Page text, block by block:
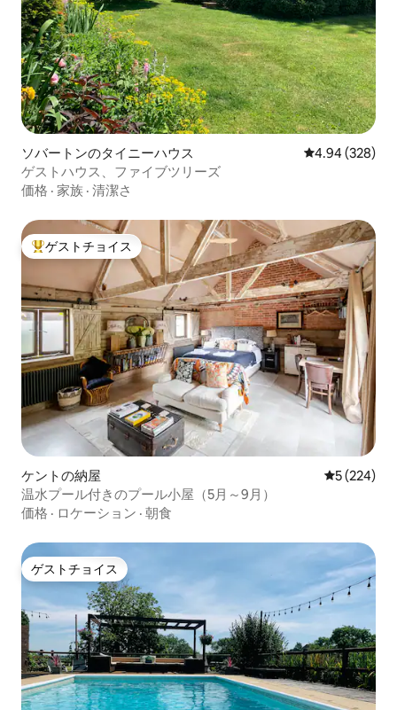
ソバートンのタイニーハウス レビュー328
4.94 (328)
ゲストハウス、ファイブツリーズ
価格 · 家族 · 清潔さ
大好評のゲストチョイスです。
ゲストチョイス
ケントの納屋 レビュー
5 (224)
温水プール付きのプール小屋（5月～9月）
価格 · ロケーション · 朝食
ゲストチョイス
ゲストチョイス